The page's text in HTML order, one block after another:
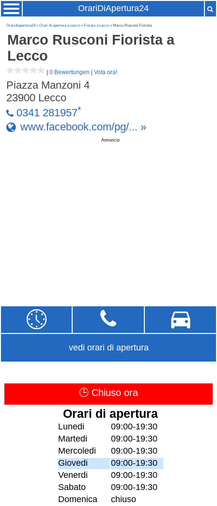
OrariDiApertura24
Oraridiapertura24»Orari di apertura a Lecco » Fioraio a Lecco » Marco Rusconi Fiorista
Marco Rusconi Fioristaa
Lecco
|0 Bewertungen |Vota ora!
Piazza Manzoni 4
23900 Lecco
0341 281957*
www.facebook.com/pg/... »
Annuncio
vedi orari di apertura
🕒 Chiuso ora
Orari di apertura
Lunedi
09:00-19:30
Martedi
09:00-19:30
Mercoledi
09:00-19:30
Giovedi
09:00-19:30
Venerdi
09:00-19:30
Sabato
09:00-19:30
Domenica
chiuso